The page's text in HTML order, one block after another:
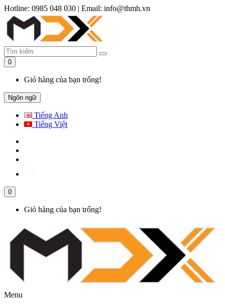
Hotline: 0985 048 030 | Email: info@thmh.vn
0
Giỏ hàng của bạn trống!
Ngôn ngữ
Tiếng Anh
Tiếng Việt
0
Giỏ hàng của bạn trống!
Menu